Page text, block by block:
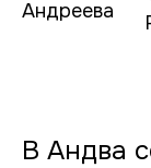
В Андва